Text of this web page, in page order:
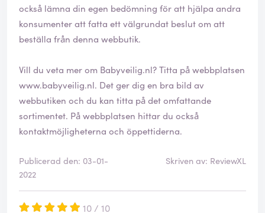
a
d
också lämna din egen bedömning för att hjälpa andra
konsumenter att fatta ett välgrundat beslut om att
beställa från denna webbutik.
Vill du veta mer om Babyveilig.nl? Titta på webbplatsen
www.babyveilig.nl. Det ger dig en bra bild av
webbutiken och du kan titta på det omfattande
sortimentet. På webbplatsen hittar du också
kontaktmöjligheterna och öppettiderna.
Publicerad den: 03-01-
2022
Skriven av: ReviewXL
10 / 10